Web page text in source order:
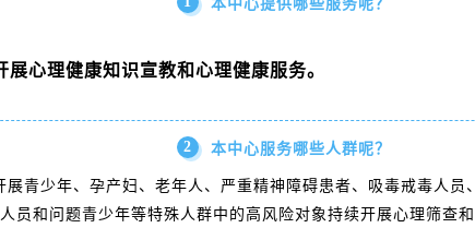
本中心提供哪些服务呢？
展心理健康知识宣教和心理健康服务。
2 本中心服务哪些人群呢？
展青少年、孕产妇、老年人、严重精神障碍患者、吸毒戒毒人员
员和问题青少年等特殊人群中的高风险对象持续开展心理筛查